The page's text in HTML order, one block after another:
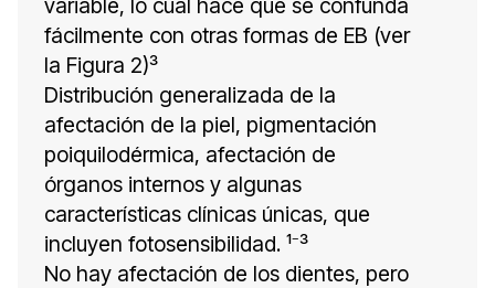
variable, lo cual hace que se confunda
fácilmente con otras formas de EB (ver
la Figura 2)³
Distribución generalizada de la
afectación de la piel, pigmentación
poiquilodérmica, afectación de
órganos internos y algunas
características clínicas únicas, que
incluyen fotosensibilidad. ¹⁻³
No hay afectación de los dientes, pero